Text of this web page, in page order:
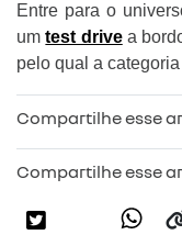
Entre para o
um test drivea
pelo qual a
Compartilhe esse
Compartilhe esse